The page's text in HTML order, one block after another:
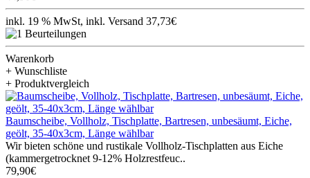
inkl. 19 % MwSt, inkl. Versand 37,73€
Warenkorb
+ Wunschliste
+ Produktvergleich
Baumscheibe, Vollholz, Tischplatte, Bartresen, unbesäumt, Eiche,
geölt, 35-40x3cm, Länge wählbar
Wir bieten schöne und rustikale Vollholz-Tischplatten aus Eiche
(kammergetrocknet 9-12% Holzrestfeuc..
79,90€